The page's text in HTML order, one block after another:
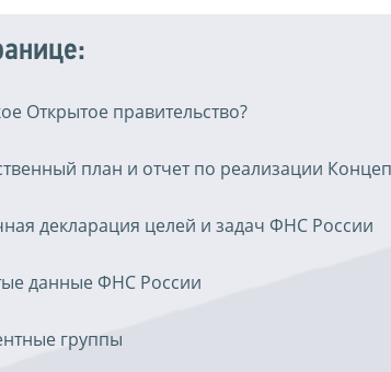
Открытое правительство?
план и отчет по реализации
декларация целей и задач ФНС России
данные ФНС России
группы